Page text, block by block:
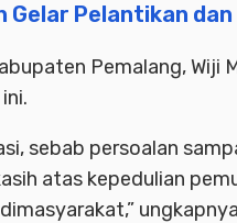
Gelar Pelantikan
Pemalang,
sebab persoalan
atas kepedulian